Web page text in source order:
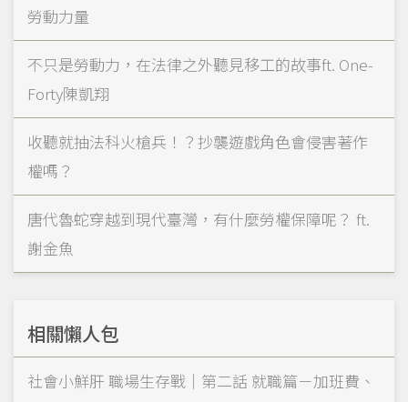
勞動力量
不只是勞動力，在法律之外聽見移工的故事ft. One-
Forty陳凱翔
收聽就抽法科火槍兵！？抄襲遊戲角色會侵害著作
權嗎？
唐代魯蛇穿越到現代臺灣，有什麼勞權保障呢？ ft.
謝金魚
相關懶人包
社會小鮮肝 職場生存戰｜第二話 就職篇－加班費、